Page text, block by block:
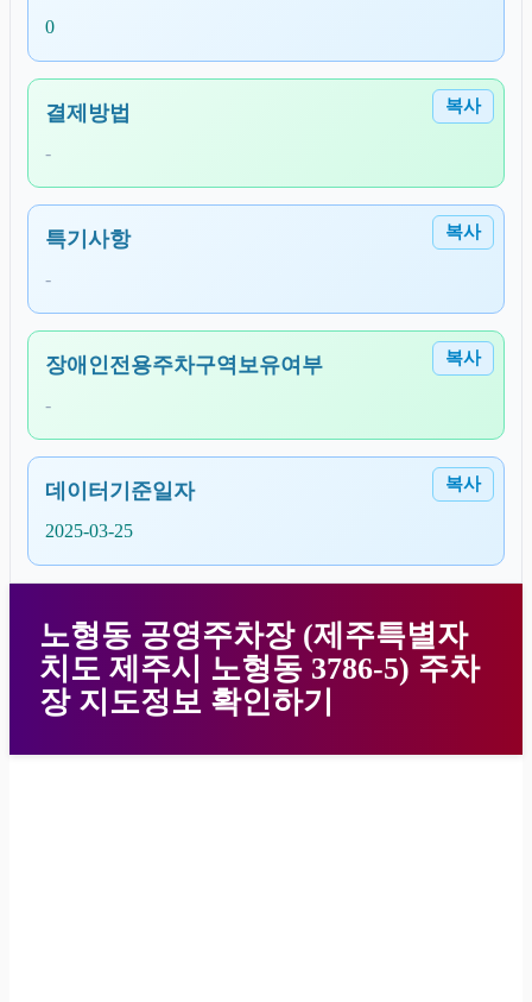
0
복사
결제방법
-
복사
특기사항
-
복사
장애인전용주차구역보유여부
-
복사
데이터기준일자
2025-03-25
노형동 공영주차장 (제주특별자
치도 제주시 노형동 3786-5) 주차
장 지도정보 확인하기